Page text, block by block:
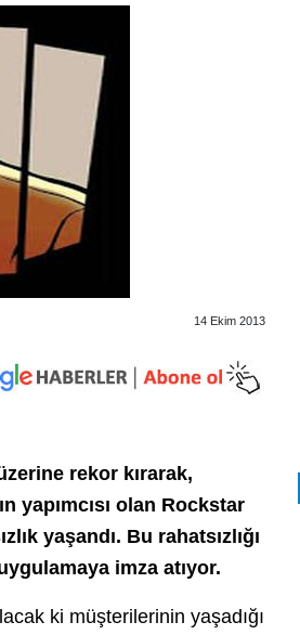
14 Ekim 2013
rekor kırarak,
yapımcısı olan Rockstar
yaşandı. Bu rahatsızlığı
imza atıyor.
ki müşterilerinin yaşadığı